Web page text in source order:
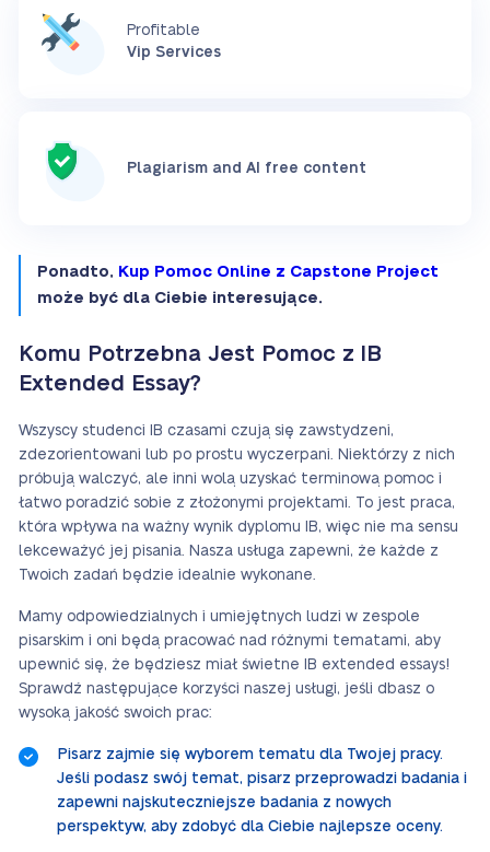
Profitable
Vip Services
Plagiarism and AI free content
Ponadto, Kup Pomoc Online z Capstone Project
może być dla Ciebie interesujące.
Komu Potrzebna Jest Pomoc z IB
Extended Essay?
Wszyscy studenci IB czasami czują się zawstydzeni,
zdezorientowani lub po prostu wyczerpani. Niektórzy z nich
próbują walczyć, ale inni wolą uzyskać terminową pomoc i
łatwo poradzić sobie z złożonymi projektami. To jest praca,
która wpływa na ważny wynik dyplomu IB, więc nie ma sensu
lekceważyć jej pisania. Nasza usługa zapewni, że każde z
Twoich zadań będzie idealnie wykonane.
Mamy odpowiedzialnych i umiejętnych ludzi w zespole
pisarskim i oni będą pracować nad różnymi tematami, aby
upewnić się, że będziesz miał świetne IB extended essays!
Sprawdź następujące korzyści naszej usługi, jeśli dbasz o
wysoką jakość swoich prac:
Pisarz zajmie się wyborem tematu dla Twojej pracy.
Jeśli podasz swój temat, pisarz przeprowadzi badania i
zapewni najskuteczniejsze badania z nowych
perspektyw, aby zdobyć dla Ciebie najlepsze oceny.